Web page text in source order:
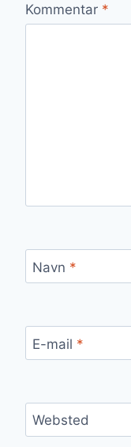
Kommentar *
Navn *
E-mail *
Websted